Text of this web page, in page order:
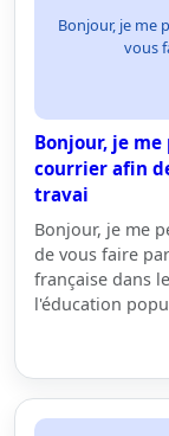
Bonjour, je me
vous
Bonjour, je
courrier afin
travai
Bonjour, je me
de vous faire
française dans
l'éducation